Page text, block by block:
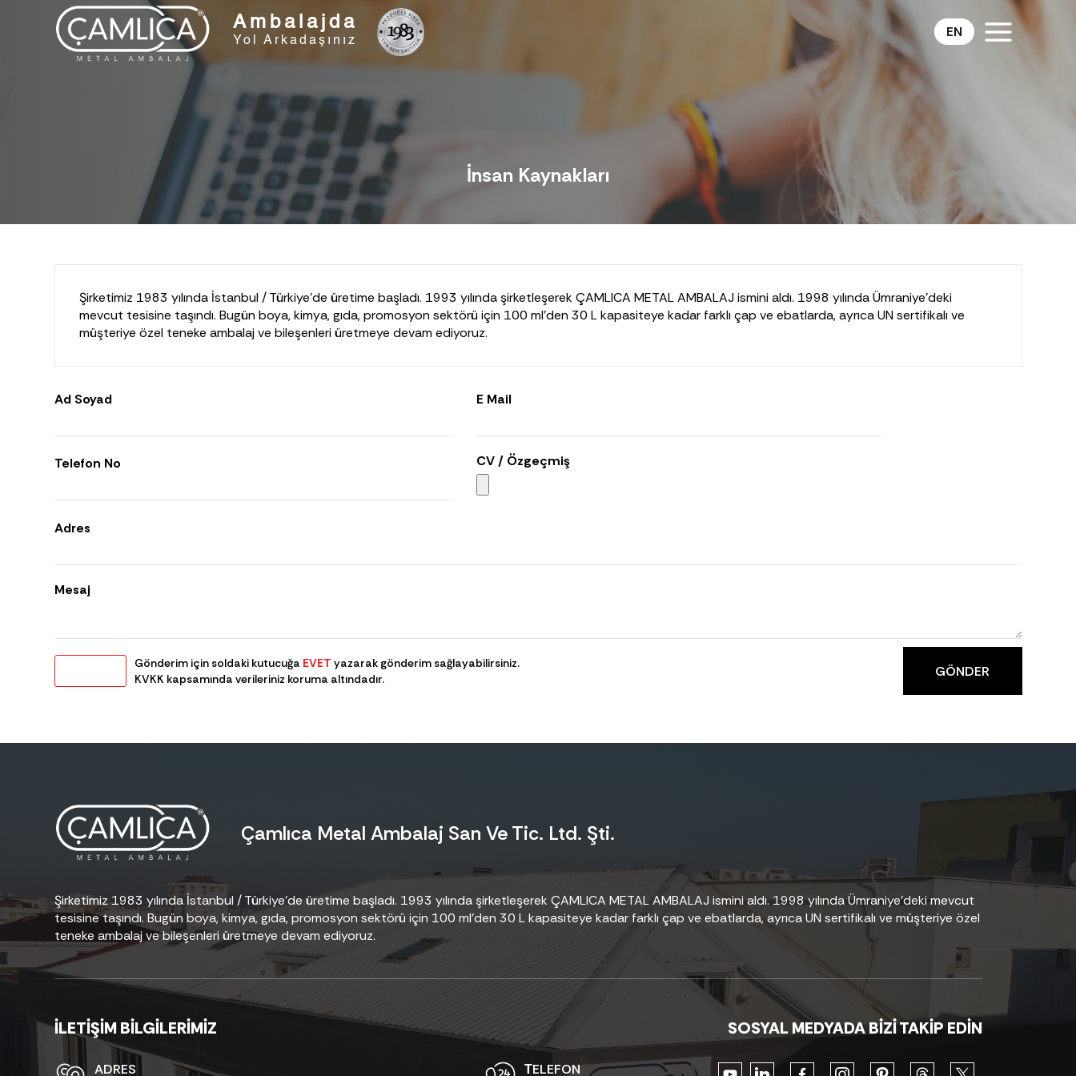
Ambalajda
Yol Arkadaşınız
EN
İnsan Kaynakları
Şirketimiz 1983 yılında İstanbul / Türkiye'de üretime başladı. 1993 yılında şirketleşerek ÇAMLICA METAL AMBALAJ ismini aldı. 1998 yılında Ümraniye'deki
mevcut tesisine taşındı. Bugün boya, kimya, gıda, promosyon sektörü için 100 ml'den 30 L kapasiteye kadar farklı çap ve ebatlarda, ayrıca UN sertifikalı ve
müşteriye özel teneke ambalaj ve bileşenleri üretmeye devam ediyoruz.
Ad Soyad E Mail
Telefon No CV / Özgeçmiş
Adres
Mesaj
Gönderim için soldaki kutucuğa EVET yazarak gönderim sağlayabilirsiniz.
KVKK kapsamında verileriniz koruma altındadır.
Çamlıca Metal Ambalaj San Ve Tic. Ltd. Şti.
Şirketimiz 1983 yılında İstanbul / Türkiye’de üretime başladı. 1993 yılında şirketleşerek ÇAMLICA METAL AMBALAJ ismini aldı. 1998 yılında Ümraniye’deki mevcut
tesisine taşındı. Bugün boya, kimya, gıda, promosyon sektörü için 100 ml’den 30 L kapasiteye kadar farklı çap ve ebatlarda, ayrıca UN sertifikalı ve müşteriye özel
teneke ambalaj ve bileşenleri üretmeye devam ediyoruz.
İLETİŞİM BİLGİLERİMİZ
ADRES ТELEFON
SOSYAL MEDYADA BİZİ TAKİP EDİN